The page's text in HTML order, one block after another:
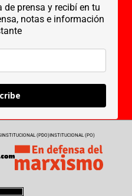
prensa y recibí en tu
notas e información
INSTITUCIONAL (PDO)INSTITUCIONAL (PO)